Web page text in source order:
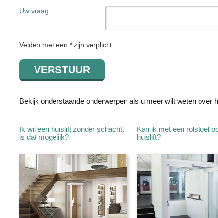
Uw vraag:
Velden met een * zijn verplicht.
Bekijk onderstaande onderwerpen als u meer wilt weten over
Ik wil een huislift zonder schacht,
is dat mogelijk?
Kan ik met een rolstoel
huislift?